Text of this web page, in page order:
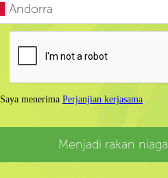
Andorra
Saya menerima Perjanjian kerjasama
Menjadi rakan niaga